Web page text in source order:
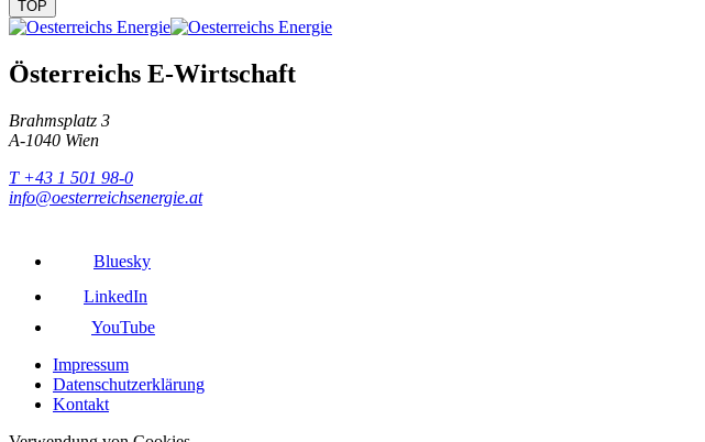
TOP
Österreichs E-Wirtschaft
Brahmsplatz 3
A-1040 Wien
T +43 1 501 98-0
info@oesterreichsenergie.at
Bluesky
LinkedIn
YouTube
Impressum
Datenschutzerklärung
Kontakt